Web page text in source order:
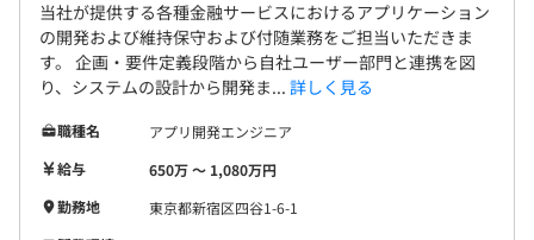
当社が提供する各種金融サービスにおけるアプリケーション
の開発および維持保守および付随業務をご担当いただきま
す。 企画・要件定義段階から自社ユーザー部門と連携を図
り、システムの設計から開発ま... 詳しく見る
職種名
アプリ開発エンジニア
給与
650万 〜 1,080万円
勤務地
東京都新宿区四谷1-6-1